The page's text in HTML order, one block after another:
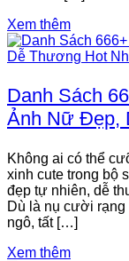
Xem thêm
Danh Sách
Ảnh Nữ Đẹp,
Không ai có thể
xinh cute trong bộ
đẹp tự nhiên, dễ
Dù là nụ cười rạng
ngô, tất […]
Xem thêm